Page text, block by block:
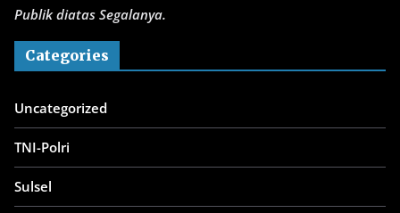
Publik diatas Segalanya.
Categories
Uncategorized
TNI-Polri
Sulsel